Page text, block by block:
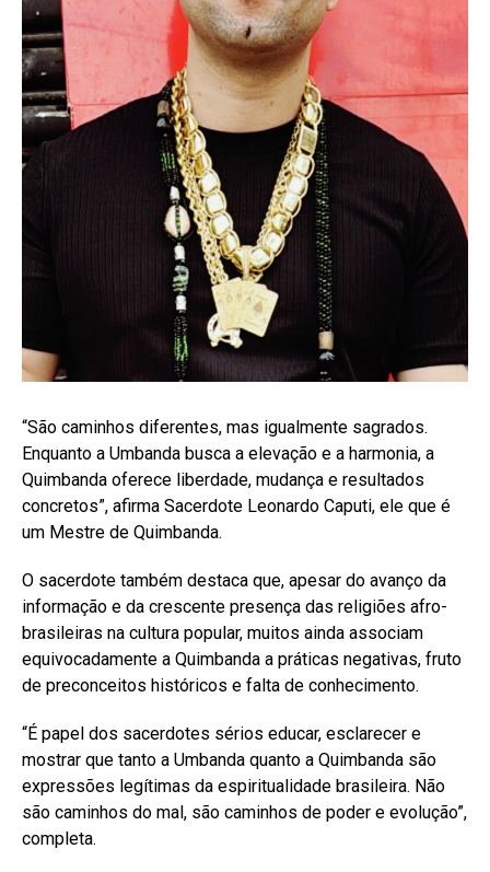
“São caminhos diferentes, mas igualmente sagrados.
Enquanto a Umbanda busca a elevação e a harmonia, a
Quimbanda oferece liberdade, mudança e resultados
concretos”, afirma Sacerdote Leonardo Caputi, ele que é
um Mestre de Quimbanda.
O sacerdote também destaca que, apesar do avanço da
informação e da crescente presença das religiões afro-
brasileiras na cultura popular, muitos ainda associam
equivocadamente a Quimbanda a práticas negativas, fruto
de preconceitos históricos e falta de conhecimento.
“É papel dos sacerdotes sérios educar, esclarecer e
mostrar que tanto a Umbanda quanto a Quimbanda são
expressões legítimas da espiritualidade brasileira. Não
são caminhos do mal, são caminhos de poder e evolução”,
completa.